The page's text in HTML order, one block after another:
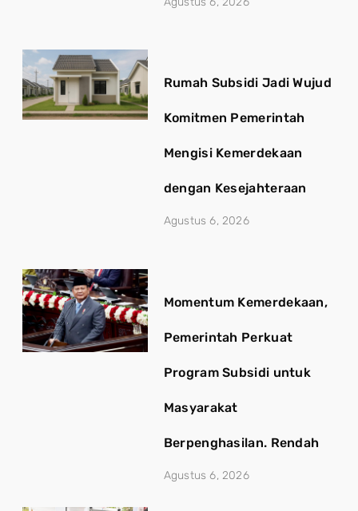
Rumah Subsidi Jadi Wujud
Komitmen Pemerintah
Mengisi Kemerdekaan
dengan Kesejahteraan
Agustus 6, 2026
Momentum Kemerdekaan,
Pemerintah Perkuat
Program Subsidi untuk
Masyarakat
Berpenghasilan. Rendah
Agustus 6, 2026